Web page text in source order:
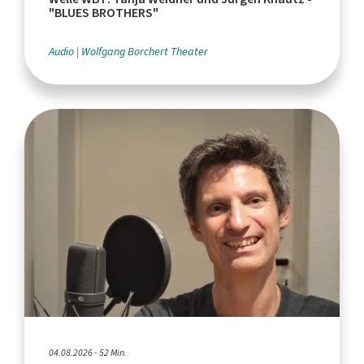
"BLUES BROTHERS"
Audio Wolfgang Borchert Theater
04.08.2026 - 52 Min.